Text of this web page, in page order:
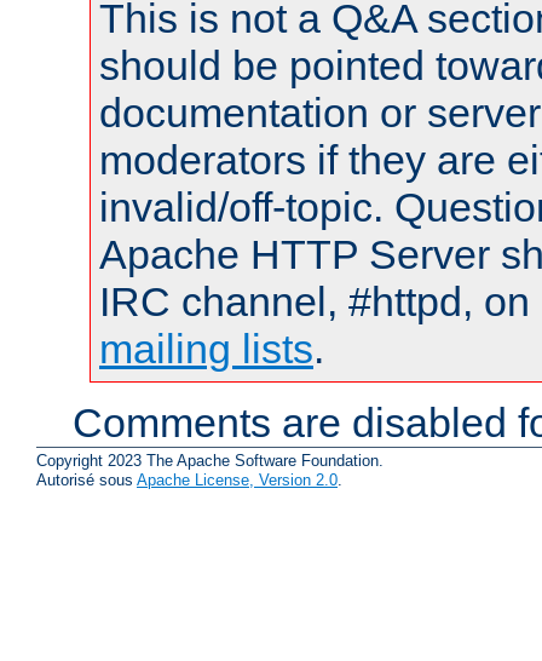
This is not a Q&A
should be pointed
documentation or
moderators if they are
invalid/off-topic.
Apache HTTP Server
IRC channel, #httpd,
mailing lists.
Comments are disabled
Copyright 2023 The Apache Software Foundation.
Autorisé sous Apache License, Version 2.0